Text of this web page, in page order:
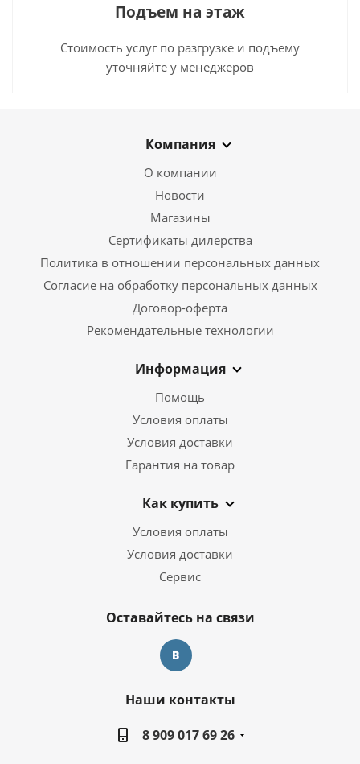
Подъем на этаж
Стоимость услуг по разгрузке и подъему
уточняйте у менеджеров
Компания
О компании
Новости
Магазины
Сертификаты дилерства
Политика в отношении персональных данных
Согласие на обработку персональных данных
Договор-оферта
Рекомендательные технологии
Информация
Помощь
Условия оплаты
Условия доставки
Гарантия на товар
Как купить
Условия оплаты
Условия доставки
Сервис
Оставайтесь на связи
Наши контакты
8 909 017 69 26